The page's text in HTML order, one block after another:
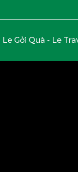
Gởi Quà - Le